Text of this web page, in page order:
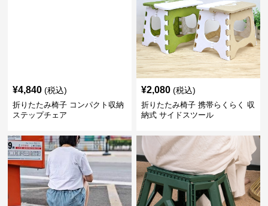
¥4,840 (税込)
折りたたみ椅子 コンパクト収納
ステップチェア
¥2,080 (税込)
折りたたみ椅子 携帯らくらく 収
納式 サイドスツール